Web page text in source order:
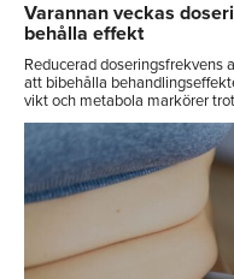
Varannan veckas
behålla effekt
Reducerad doseringsfrekvens
att bibehålla
vikt och metabola markörer